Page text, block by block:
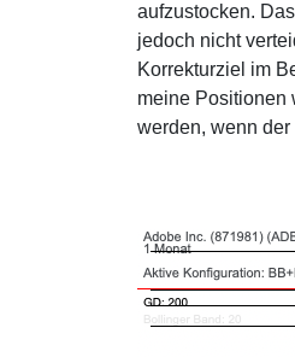
aufzustocken.
jedoch nicht
Korrekturziel im
meine Positionen
werden, wenn